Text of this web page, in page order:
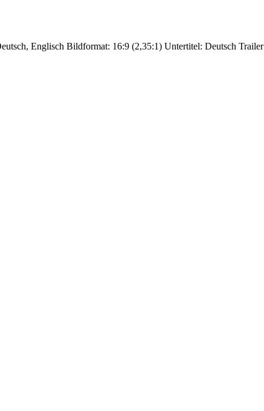
Englisch Bildformat: 16:9 (2,35:1) Untertitel: Deutsch Trailer